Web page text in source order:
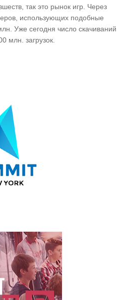
так это рынок игр. Через
использующих подобные
Уже сегодня число скачиваний
млн. загрузок.